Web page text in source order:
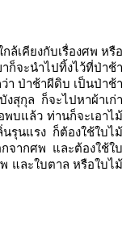
เคียงกับเรื่องศพ หรือ
ก็จะนำไปทิ้งไว้ที่ป่าช้า
า ป่าช้าผีดิบ เป็นป่าช้า
สุกุล ก็จะไปหาผ้าเก่า
พบแล้ว ท่านก็จะเอาไม้
รุนแรง ก็ต้องใช้ใบไม้
กจากศพ ละต้องใช้ใบ
และใบตาล หรือใบไม้